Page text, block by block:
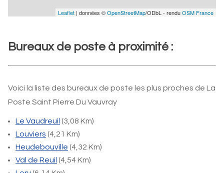
Leaflet | données ©OpenStreetMap/ODbL - renduOSM France
Bureaux de poste à proximité :
Voici la liste des bureaux de poste les plus proches de La
Poste Saint Pierre Du Vauvray
Le Vaudreuil (3,08 Km)
Louviers (4,21 Km)
Heudebouville (4,32 Km)
Val de Reuil (4,54 Km)